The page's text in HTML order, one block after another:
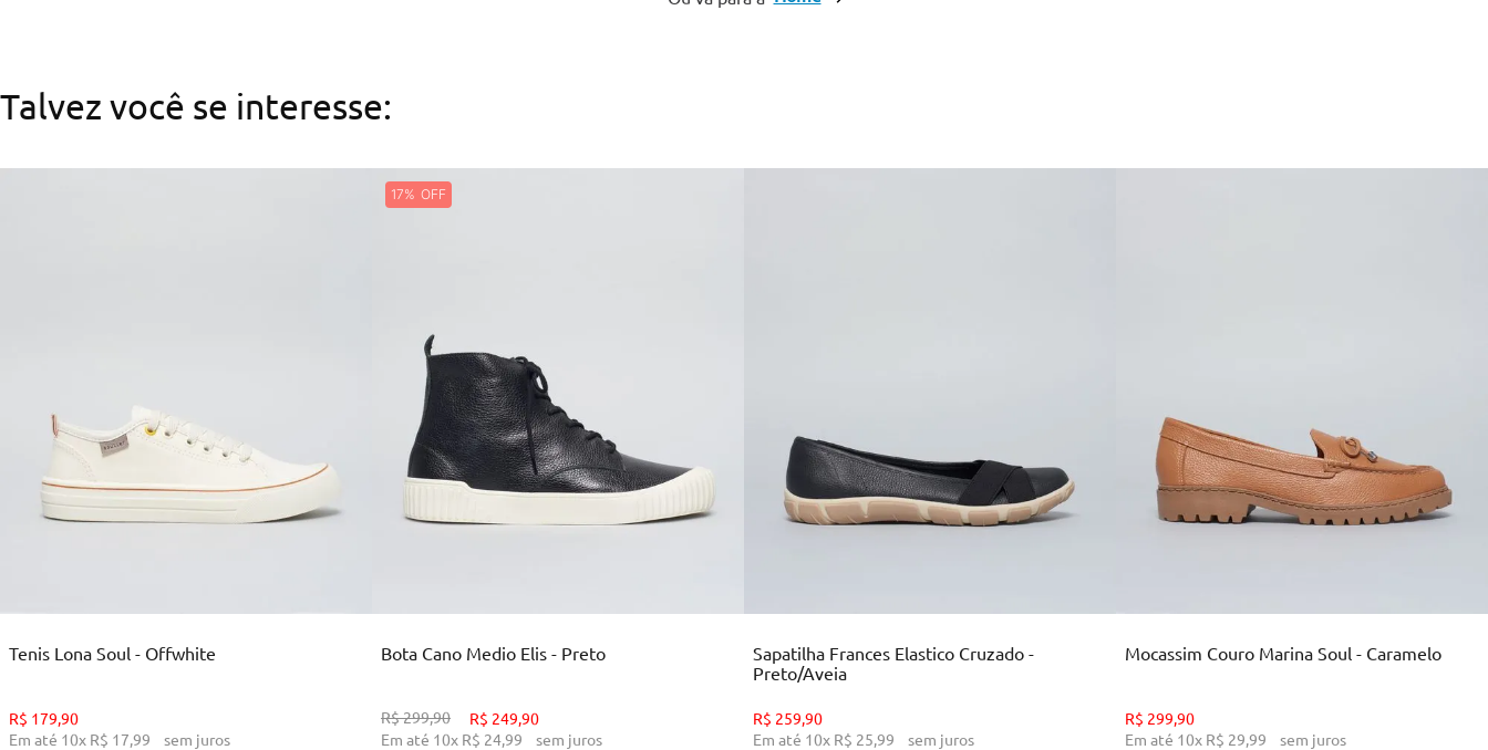
Talvez você se interesse:
Tenis Lona Soul - Offwhite
R$ 179,90
Em até 10x R$ 17,99 sem juros
17%
Bota Cano Medio Elis - Preto
R$299,90 R$ 249,90
Em até 10x R$ 24,99 sem juros
Sapatilha Frances Elastico Cruzado -
Preto/Aveia
R$ 259,90
Em até 10x R$ 25,99 sem juros
Mocassim Couro Marina Soul - Caramelo
R$ 299,90
Em até 10x R$ 29,99 sem juros